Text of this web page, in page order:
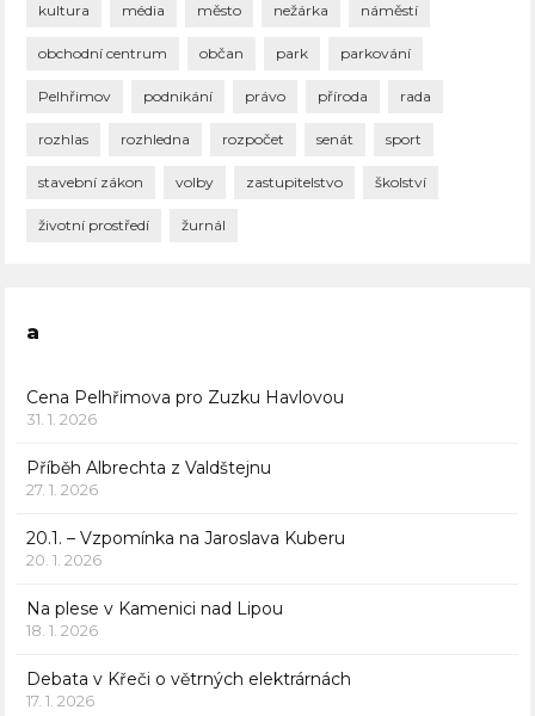
kultura média město nežárka náměstí
obchodní centrum občan park parkování
Pelhřimov podnikání právo příroda rada
rozhlas rozhledna rozpočet senát sport
stavební zákon volby zastupitelstvo školství
životní prostředí žurnál
a
Cena Pelhřimova pro Zuzku Havlovou
31. 1. 2026
Příběh Albrechta z Valdštejnu
27. 1. 2026
20.1. – Vzpomínka na Jaroslava Kuberu
20. 1. 2026
Na plese v Kamenici nad Lipou
18. 1. 2026
Debata v Křeči o větrných elektrárnách
17. 1. 2026